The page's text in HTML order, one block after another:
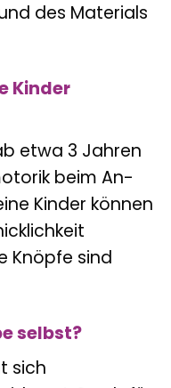
des Materials
Kinder
etwa 3 Jahren
beim An-
Kinder können
Knöpfe sind
selbst?
sich